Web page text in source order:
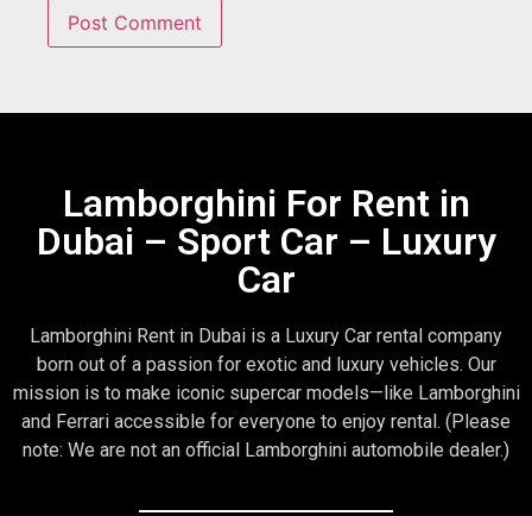
Lamborghini For Rent in
Dubai – Sport Car – Luxury
Car
Lamborghini Rent in Dubai is a Luxury Car rental company
born out of a passion for exotic and luxury vehicles. Our
mission is to make iconic supercar models—like Lamborghini
and Ferrari accessible for everyone to enjoy rental. (Please
note: We are not an official Lamborghini automobile dealer.)